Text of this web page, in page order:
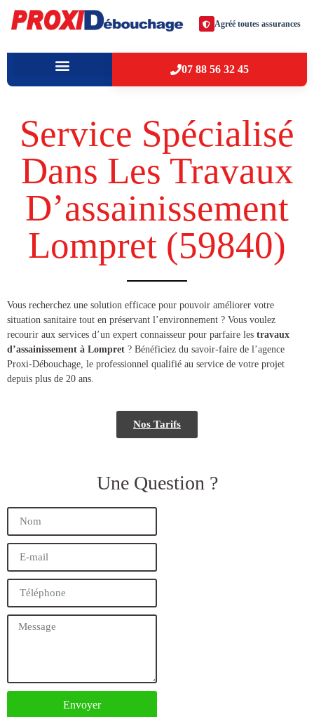
Agréé toutes assurances
07 88 56 32 45
Service Spécialisé
Dans Les Travaux
D’assainissement
Lompret (59840​)
​​Vous recherchez une solution efficace pour pouvoir améliorer votre
situation sanitaire tout en préservant l’environnement ? Vous voulez
recourir aux services d’un expert connaisseur pour parfaire les travaux
d’assainissement à Lompret ? Bénéficiez du savoir-faire de l’agence
Proxi-Débouchage, le professionnel qualifié au service de votre projet
depuis plus de 20 ans.
Nos Tarifs
Une Question ?
Envoyer